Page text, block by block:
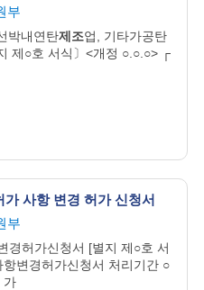
부
박내연탄제조업, 기타가공탄
제○호 서식〕<개정 ○.○.○> ┌
사항 변경 허가 신청서
부
경허가신청서 [별지 제○호 서
항변경허가신청서 처리기간 ○
가